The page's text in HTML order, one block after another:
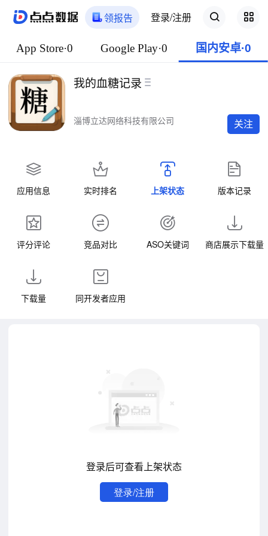
领报告 登录/注册
App Store·0 Google Play·0 国内安卓·0
我的血糖记录
淄博立达网络科技有限公司 关注
应用信息 实时排名 上架状态 版本记录
评分评论 竞品对比 ASO关键词 商店展示下载量
下载量 同开发者应用
登录后可查看上架状态
登录/注册